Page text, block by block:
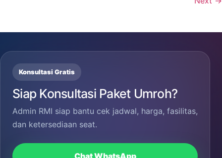
Konsultasi Gratis
Siap Konsultasi Paket Umroh?
Admin RMI siap bantu cek jadwal, harga, fasilitas,
dan ketersediaan seat.
Chat WhatsApp